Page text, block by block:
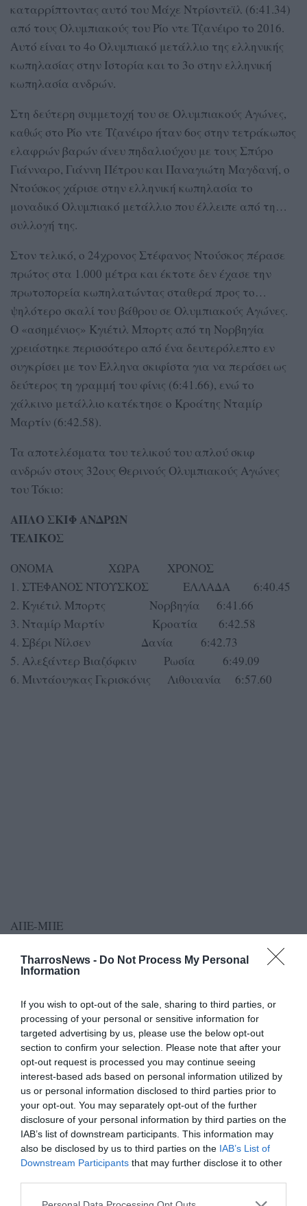
TharrosNews - Do Not Process My Personal
Information
If you wish to opt-out of the sale, sharing to third parties, or
processing of your personal or sensitive information for
targeted advertising by us, please use the below opt-out
section to confirm your selection. Please note that after your
opt-out request is processed you may continue seeing
interest-based ads based on personal information utilized by
us or personal information disclosed to third parties prior to
your opt-out. You may separately opt-out of the further
disclosure of your personal information by third parties on the
IAB’s list of downstream participants. This information may
also be disclosed by us to third parties on the IAB’s List of
Downstream Participants that may further disclose it to other
καταρρίπτοντας αυτό του Μάχε Ντρίσντεϊλ (6:41.34)
από τους Ολυμπιακούς του Ρίο ντε Τζανέιρο το 2016.
Αυτό είναι το 4ο Ολυμπιακό μετάλλιο της ελληνικής
κωπηλασίας στην Ιστορία και το 3ο στην ελληνική
κωπηλασία ανδρών.
Στη δεύτερη συμμετοχή του σε Ολυμπιακούς Αγώνες,
καθώς στο Ρίο ντε Τζανέιρο ήταν 6ος στην τετράκωπος
ελαφρών βαρών άνευ πηδαλιούχου με τους Σπύρο
Γιάνναρο, Γιάννη Πέτρου και Παναγιώτη Μαγδανή, ο
Ντούσκος χάρισε στην ελληνική κωπηλασία το
μοναδικό Ολυμπιακό μετάλλιο που έλλειπε από τη…
συλλογή της.
Στον τελικό, ο 24χρονος Στέφανος Ντούσκος πέρασε
πρώτος στα 1.000 μέτρα και έκτοτε δεν έχασε την
πρωτοπορεία κωπηλατώντας σταθερά προς το…
ψηλότερο σκαλί του βάθρου σε Ολυμπιακούς Αγώνες.
Ο «ασημένιος» Κγιέτιλ Μπορτς από τη Νορβηγία
χρειάστηκε περισσότερο από ένα δευτερόλεπτο εν
συγκρίσει με τον Έλληνα σκιφίστα για να περάσει ως
δεύτερος τη γραμμή του φίνις (6:41.66), ενώ το
χάλκινο μετάλλιο κατέκτησε ο Κροάτης Νταμίρ
Μαρτίν (6:42.58).
Τα αποτελέσματα του τελικού του απλού σκιφ
ανδρών στους 32ους Θερινούς Ολυμπιακούς Αγώνες
του Τόκιο:
ΑΠΛΟ ΣΚΙΦ ΑΝΔΡΩΝ
ΤΕΛΙΚΟΣ
ΟΝΟΜΑ ΧΩΡΑ ΧΡΟΝΟΣ
1. ΣΤΕΦΑΝΟΣ ΝΤΟΥΣΚΟΣ ΕΛΛΑΔΑ 6:40.45
2. Κγιέτιλ Μπορτς Νορβηγία 6:41.66
3. Νταμίρ Μαρτίν Κροατία 6:42.58
4. Σβέρι Νίλσεν Δανία 6:42.73
5. Αλεξάντερ Βιαζόφκιν Ρωσία 6:49.09
6. Μιντάουγκας Γκρισκόνις Λιθουανία 6:57.60
ΑΠΕ-ΜΠΕ
ΣΤΕΦΑΝΟΣ ΝΤΟΥΣΚΟΣ
ΚΩΠΗΛΑΣΙΑ
Facebook Twitter